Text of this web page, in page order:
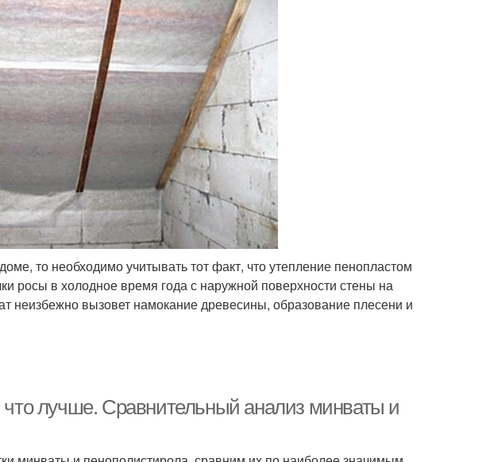
то необходимо учитывать тот факт, что утепление пенопластом
росы в холодное время года с наружной поверхности стены на
неизбежно вызовет намокание древесины, образование плесени и
лучше. Сравнительный анализ минваты и